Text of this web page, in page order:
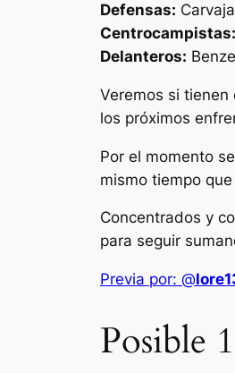
Defensas:
Centrocampistas:
Delanteros:
Veremos si
los próximos
Por el momento
mismo tiempo
Concentrados y
para seguir
Previa por: @
Posible